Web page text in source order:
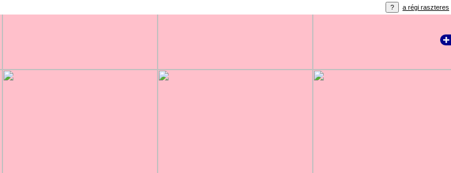
a régi raszteres